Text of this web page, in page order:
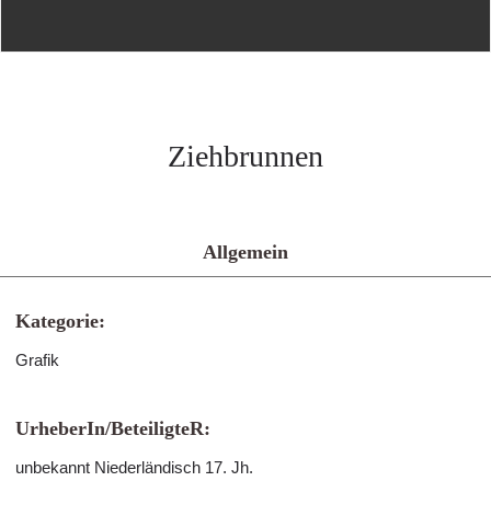
Ziehbrunnen
Allgemein
Kategorie:
Grafik
UrheberIn/BeteiligteR:
unbekannt Niederländisch 17. Jh.